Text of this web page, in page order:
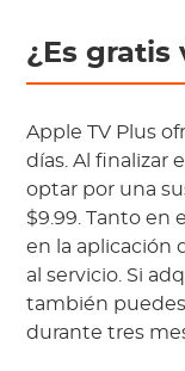
¿Es gratis
Apple TV Plus
días. Al finalizar
optar por una
$9.99. Tanto en
en la aplicación
al servicio. Si
también
durante tres